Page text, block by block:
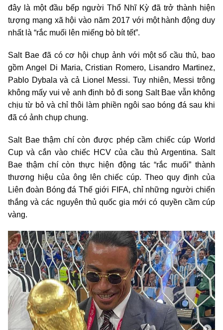
đây là một đầu bếp người Thổ Nhĩ Kỳ đã trở thành hiện
tượng mạng xã hội vào năm 2017 với một hành động duy
nhất là “rắc muối lên miếng bò bít tết”.
Salt Bae đã có cơ hội chụp ảnh với một số cầu thủ, bao
gồm Angel Di Maria, Cristian Romero, Lisandro Martinez,
Pablo Dybala và cả Lionel Messi. Tuy nhiên, Messi trông
không mấy vui vẻ anh định bỏ đi song Salt Bae vẫn không
chịu từ bỏ và chỉ thôi làm phiền ngôi sao bóng đá sau khi
đã có ảnh chụp chung.
Salt Bae thậm chí còn được phép cầm chiếc cúp World
Cup và cắn vào chiếc HCV của cầu thủ Argentina. Salt
Bae thậm chí còn thực hiện động tác “rắc muối” thành
thương hiệu của ông lên chiếc cúp. Theo quy định của
Liên đoàn Bóng đá Thế giới FIFA, chỉ những người chiến
thắng và các nguyên thủ quốc gia mới có quyền cầm cúp
vàng.